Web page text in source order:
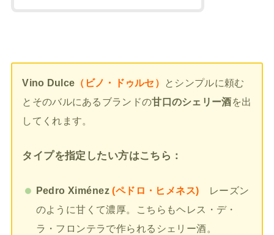
Vino Dulce （ビノ・ドゥルセ）
とシンプルに頼む
とそのバルにあるブランドの甘口のシェリー酒を出
してくれます。
タイプを指定したい方はこちら：
Pedro Ximénez (ペドロ・ヒメネス)
レーズン
のように甘くて濃厚。こちらもヘレス・デ・
ラ・フロンテラで作られるシェリー酒。